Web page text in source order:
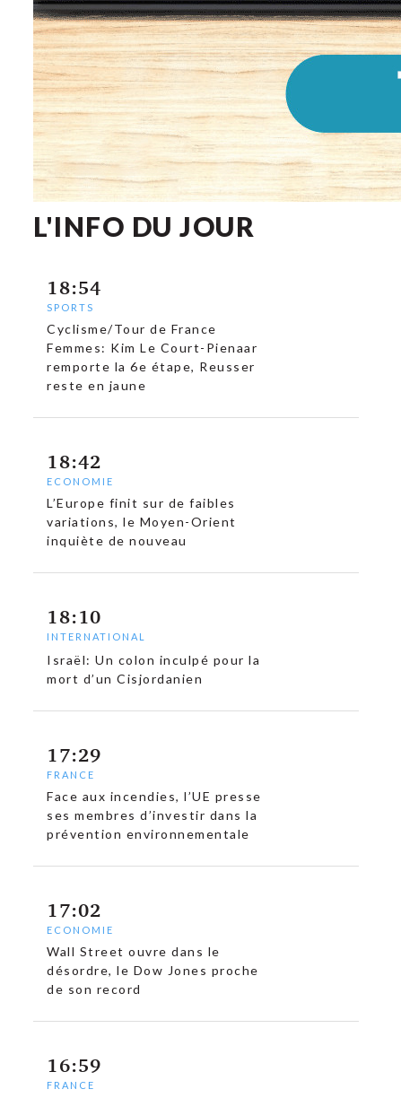
L'INFO DU JOUR
18:54
SPORTS
Cyclisme/Tour de France
Femmes: Kim Le Court-Pienaar
remporte la 6e étape, Reusser
reste en jaune
18:42
ECONOMIE
L’Europe finit sur de faibles
variations, le Moyen-Orient
inquiète de nouveau
18:10
INTERNATIONAL
Israël: Un colon inculpé pour la
mort d’un Cisjordanien
17:29
FRANCE
Face aux incendies, l’UE presse
ses membres d’investir dans la
prévention environnementale
17:02
ECONOMIE
Wall Street ouvre dans le
désordre, le Dow Jones proche
de son record
16:59
FRANCE